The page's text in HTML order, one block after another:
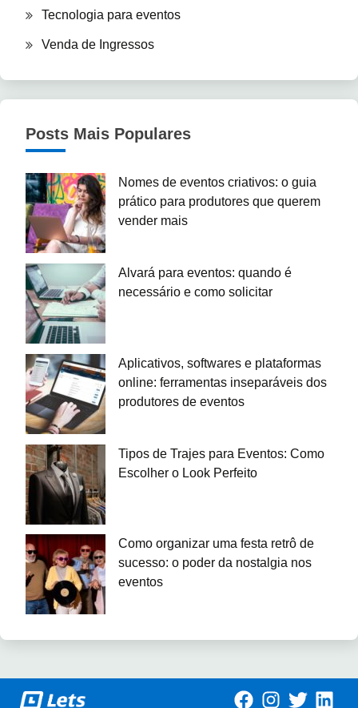
Tecnologia para eventos
Venda de Ingressos
Posts Mais Populares
Nomes de eventos criativos: o guia
prático para produtores que querem
vender mais
Alvará para eventos: quando é
necessário e como solicitar
Aplicativos, softwares e plataformas
online: ferramentas inseparáveis dos
produtores de eventos
Tipos de Trajes para Eventos: Como
Escolher o Look Perfeito
Como organizar uma festa retrô de
sucesso: o poder da nostalgia nos
eventos